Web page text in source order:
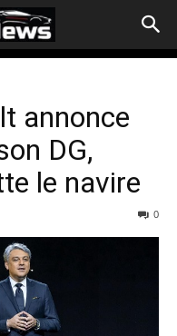
annonce
DG,
le navire
0